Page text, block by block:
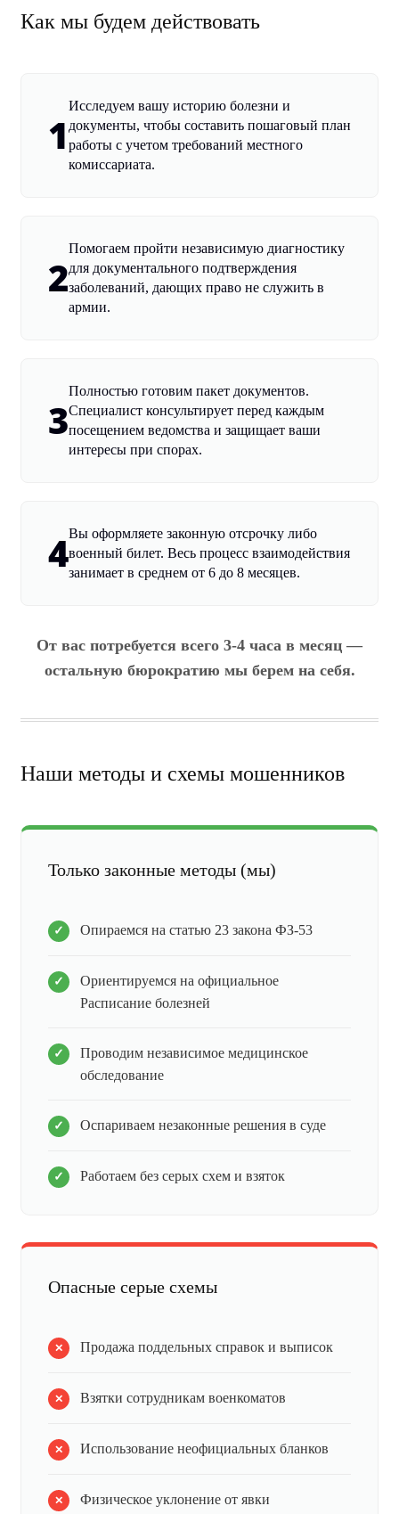
Как мы будем действовать
1
Исследуем вашу историю болезни и
документы, чтобы составить пошаговый план
работы с учетом требований местного
комиссариата.
2
Помогаем пройти независимую диагностику
для документального подтверждения
заболеваний, дающих право не служить в
армии.
3
Полностью готовим пакет документов.
Специалист консультирует перед каждым
посещением ведомства и защищает ваши
интересы при спорах.
4Вы оформляете законную отсрочку либо
военный билет. Весь процесс взаимодействия
занимает в среднем от 6 до 8 месяцев.
От вас потребуется всего 3-4 часа в месяц —
остальную бюрократию мы берем на себя.
Наши методы и схемы мошенников
Только законные методы (мы)
Опираемся на статью 23 закона ФЗ-53
Ориентируемся на официальное
Расписание болезней
Проводим независимое медицинское
обследование
Оспариваем незаконные решения в суде
Работаем без серых схем и взяток
Опасные серые схемы
Продажа поддельных справок и выписок
Взятки сотрудникам военкоматов
Использование неофициальных бланков
Физическое уклонение от явки